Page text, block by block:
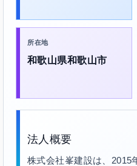
所在地
和歌山県和歌山市
法人概要
株式会社峯建設は、2015